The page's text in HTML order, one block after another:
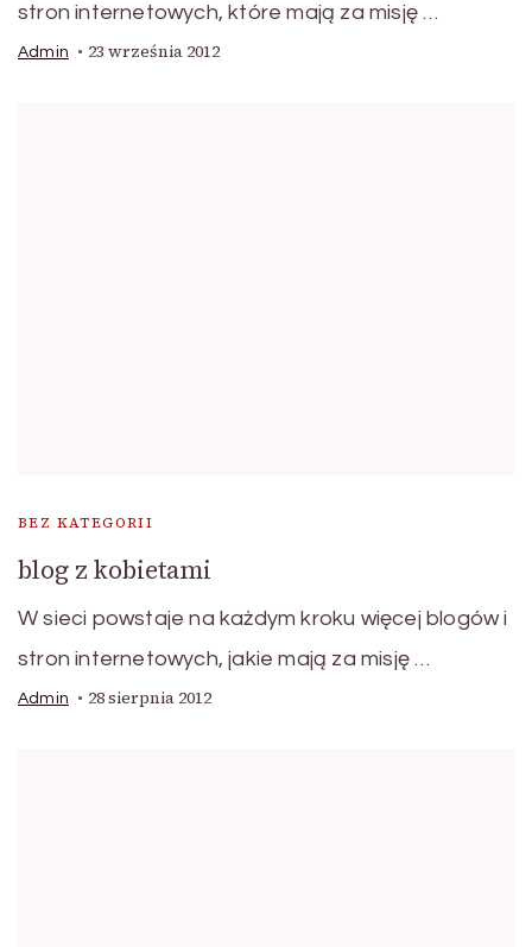
stron internetowych, które mają za misję …
Admin 23 września 2012
BEZ KATEGORII
blog z kobietami
W sieci powstaje na każdym kroku więcej blogów i
stron internetowych, jakie mają za misję …
Admin 28 sierpnia 2012